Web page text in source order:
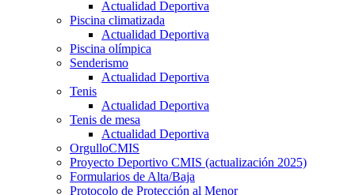
Actualidad Deportiva
Piscina climatizada
Actualidad Deportiva
Piscina olímpica
Senderismo
Actualidad Deportiva
Tenis
Actualidad Deportiva
Tenis de mesa
Actualidad Deportiva
OrgulloCMIS
Proyecto Deportivo CMIS (actualización 2025)
Formularios de Alta/Baja
Protocolo de Protección al Menor